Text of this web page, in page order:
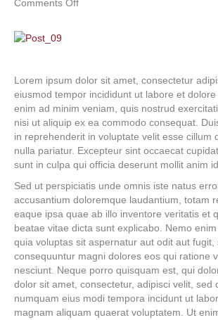
Comments Off
u
n
e
m
e
n
t
T
o
A
l
l
P
l
a
y
Lorem ipsum dolor sit amet, consectetur
eiusmod tempor incididunt ut labore et
enim ad minim veniam, quis nostrud
nisi ut aliquip ex ea commodo consequat.
in reprehenderit in voluptate velit esse cillum
nulla pariatur. Excepteur sint occaecat
sunt in culpa qui officia deserunt mollit anim
Sed ut perspiciatis unde omnis iste natus
accusantium doloremque laudantium, totam
eaque ipsa quae ab illo inventore veritatis et
beatae vitae dicta sunt explicabo. Nemo
quia voluptas sit aspernatur aut odit aut fugit,
consequuntur magni dolores eos qui ratione
nesciunt. Neque porro quisquam est, qui
dolor sit amet, consectetur, adipisci velit, sed
numquam eius modi tempora incidunt ut
magnam aliquam quaerat voluptatem. Ut